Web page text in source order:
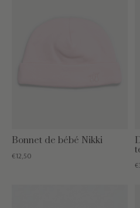
Bonnet de bébé Nikki
€12,50